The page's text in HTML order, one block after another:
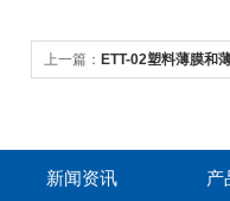
上一篇： ETT-02塑料薄膜和
新闻资讯 产